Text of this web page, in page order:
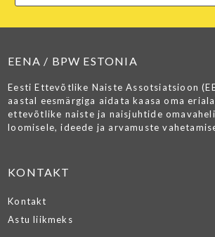
EENA / BPW ESTONIA
Eesti Ettevõtlike Naiste Assotsiatsioon
aastal eesmärgiga aidata kaasa oma
ettevõtlike naiste ja naisjuhtide
loomisele, ideede ja arvamuste
KONTAKT
Kontakt
Astu liikmeks